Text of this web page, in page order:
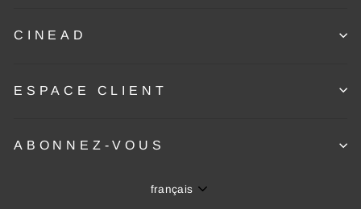
CINEAD
ESPACE CLIENT
ABONNEZ-VOUS
Langue
français